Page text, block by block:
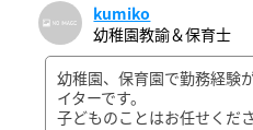
kumiko
幼稚園教諭＆保育士
幼稚園、保育園で勤務経験
イターです。
子どものことはお任せくださ